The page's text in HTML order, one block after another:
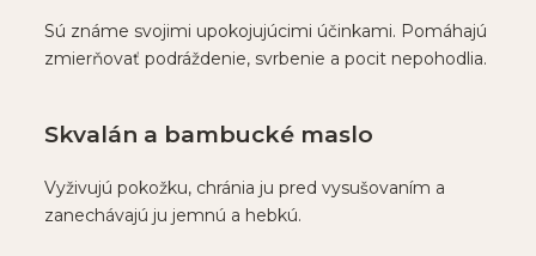
Sú známe svojimi upokojujúcimi účinkami. Pomáhajú
zmierňovať podráždenie, svrbenie a pocit nepohodlia.
Skvalán a bambucké maslo
Vyživujú pokožku, chránia ju pred vysušovaním a
zanechávajú ju jemnú a hebkú.